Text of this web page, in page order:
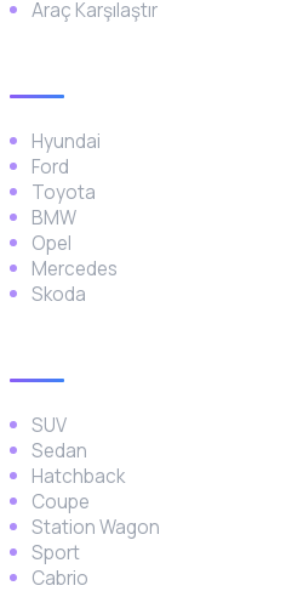
Araç Karşılaştır
Hyundai
Ford
Toyota
BMW
Opel
Mercedes
Skoda
SUV
Sedan
Hatchback
Coupe
Station Wagon
Sport
Cabrio